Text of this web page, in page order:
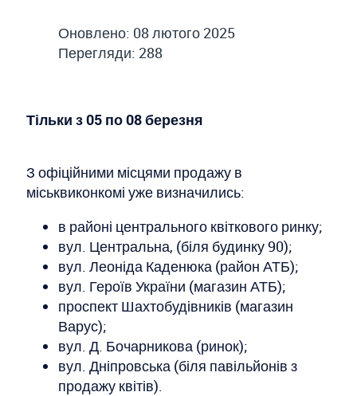
Оновлено: 08 лютого 2025
Перегляди: 288
Тільки з 05 по 08 березня
З офіційними місцями продажу в
міськвиконкомі уже визначились:
в районі центрального квіткового ринку;
вул. Центральна, (біля будинку 90);
вул. Леоніда Каденюка (район АТБ);
вул. Героїв України (магазин АТБ);
проспект Шахтобудівників (магазин
Варус);
вул. Д. Бочарникова (ринок);
вул. Дніпровська (біля павільйонів з
продажу квітів).